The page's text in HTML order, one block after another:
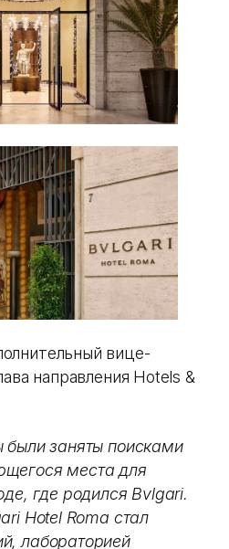
вице-
направления Hotels &
были заняты поисками
места для
где родился Bvlgari.
Hotel Roma стал
лабораторией